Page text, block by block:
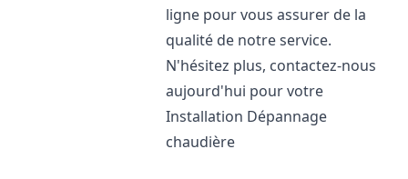
ligne pour vous assurer de la
qualité de notre service.
N'hésitez plus, contactez-nous
aujourd'hui pour votre
Installation Dépannage
chaudière